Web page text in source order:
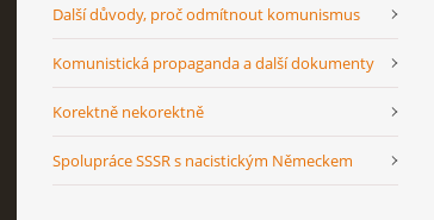
Další důvody, proč odmítnout komunismus
Komunistická propaganda a další dokumenty
Korektně nekorektně
Spolupráce SSSR s nacistickým Německem